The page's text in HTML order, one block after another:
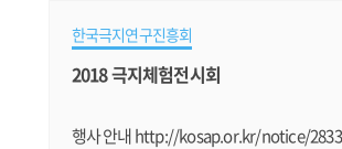
v/20181110120046004 얼음과 펭귄의
진주사람 이영호씨 남극점으로 가는 K-루트
m/news/articleView.html?idxno=4280 그
한국극지연구진흥회
2018 극지체험전시회
행사 안내 http://kosap.or.kr/notice/